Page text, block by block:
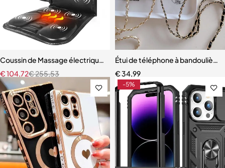
Coussin de Massage électrique du dos
€255,53
€104,72
Étui de téléphone à bandoulière
€34,99
-5%